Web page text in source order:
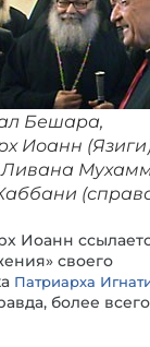
Бешара,
Иоанн
Иоанн
своего
Патриарха
более